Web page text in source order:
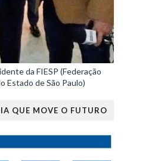
da FIESP (Federação
Estado de São Paulo)
QUE MOVE O FUTURO